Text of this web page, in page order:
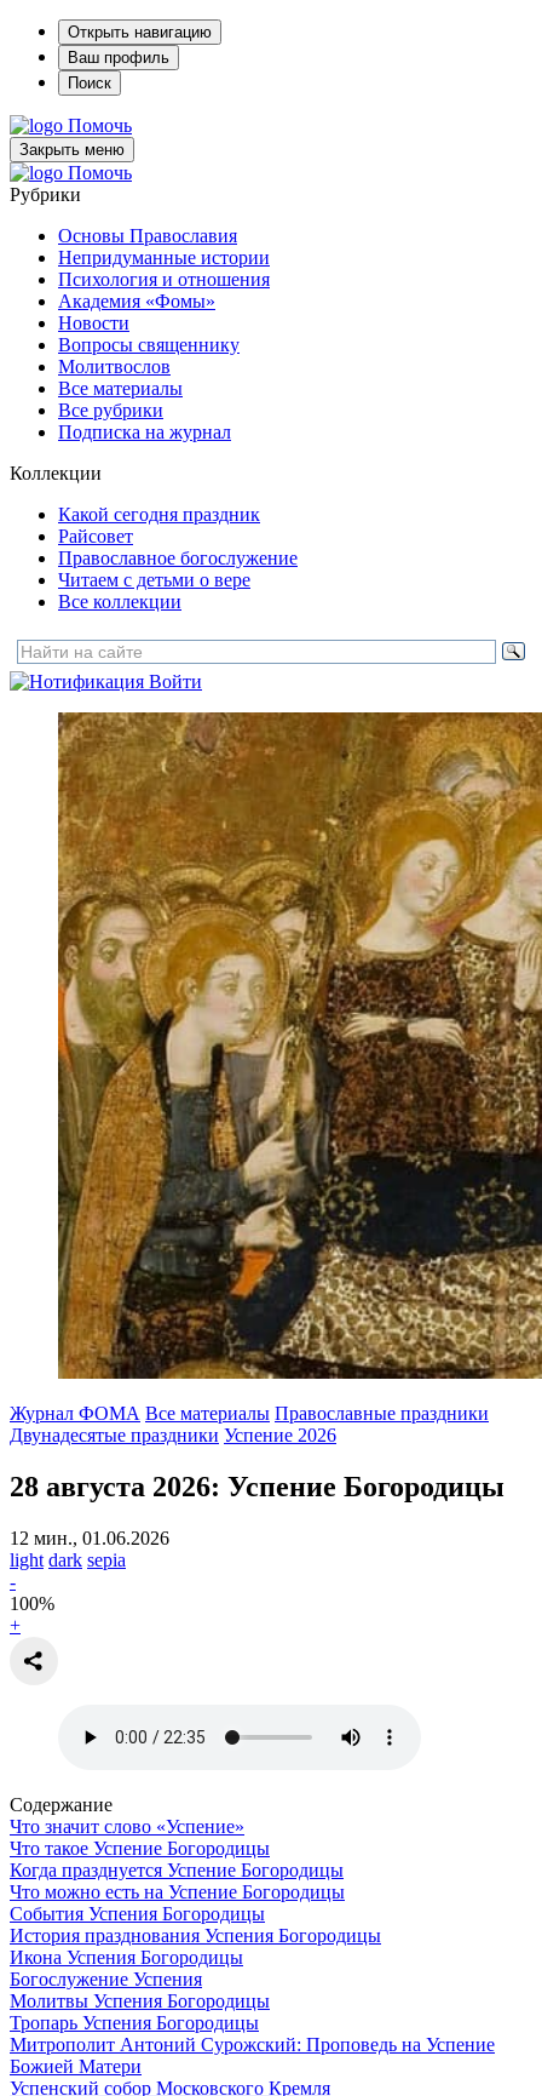
Открыть навигацию
Ваш профиль
Поиск
Помочь
Закрыть меню
Помочь
Рубрики
Основы Православия
Непридуманные истории
Психология и отношения
Академия «Фомы»
Новости
Вопросы священнику
Молитвослов
Все материалы
Все рубрики
Подписка на журнал
Коллекции
Какой сегодня праздник
Райсовет
Православное богослужение
Читаем с детьми о вере
Все коллекции
Войти
Журнал ФОМА Все материалы Православные праздники
Двунадесятые праздники Успение 2026
28 августа 2026: Успение Богородицы
12 мин., 01.06.2026
light dark sepia
-
100%
+
Содержание
Что значит слово «Успение»
Что такое Успение Богородицы
Когда празднуется Успение Богородицы
Что можно есть на Успение Богородицы
События Успения Богородицы
История празднования Успения Богородицы
Икона Успения Богородицы
Богослужение Успения
Молитвы Успения Богородицы
Тропарь Успения Богородицы
Митрополит Антоний Сурожский: Проповедь на Успение
Божией Матери
Успенский собор Московского Кремля